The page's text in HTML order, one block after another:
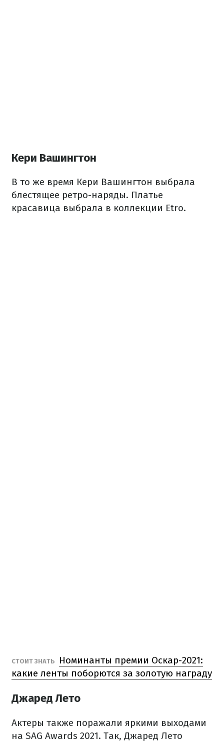
Кери Вашингтон
В то же время Кери Вашингтон выбрала
блестящее ретро-наряды. Платье
красавица выбрала в коллекции Etro.
СТОИТ ЗНАТЬ
Номинанты премии Оскар-2021:
какие ленты поборются за золотую награду
Джаред Лето
Актеры также поражали яркими выходами
на SAG Awards 2021. Так, Джаред Лето